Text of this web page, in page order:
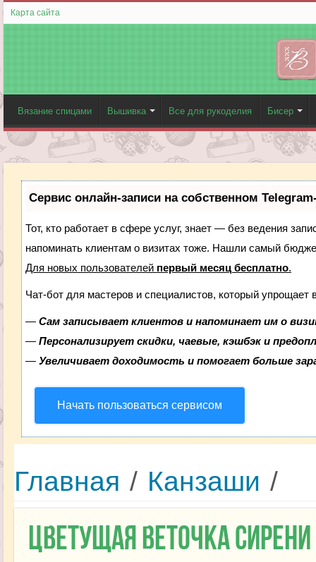
Карта сайта
Вязание спицами Вышивка Все для рукоделия Бисер
Сервис онлайн-записи на собственном
Тот, кто работает в сфере услуг, знает — без ведения
напоминать клиентам о визитах тоже. Нашли самый
Для новых пользователей первый месяц бесплатно.
Чат-бот для мастеров и специалистов, который упрощает
— Сам записывает клиентов и напоминает им о
— Персонализирует скидки, чаевые, кэшбэк и
— Увеличивает доходимость и помогает больше
Начать пользоваться сервисом
Главная / Канзаши /
Цветущая веточка